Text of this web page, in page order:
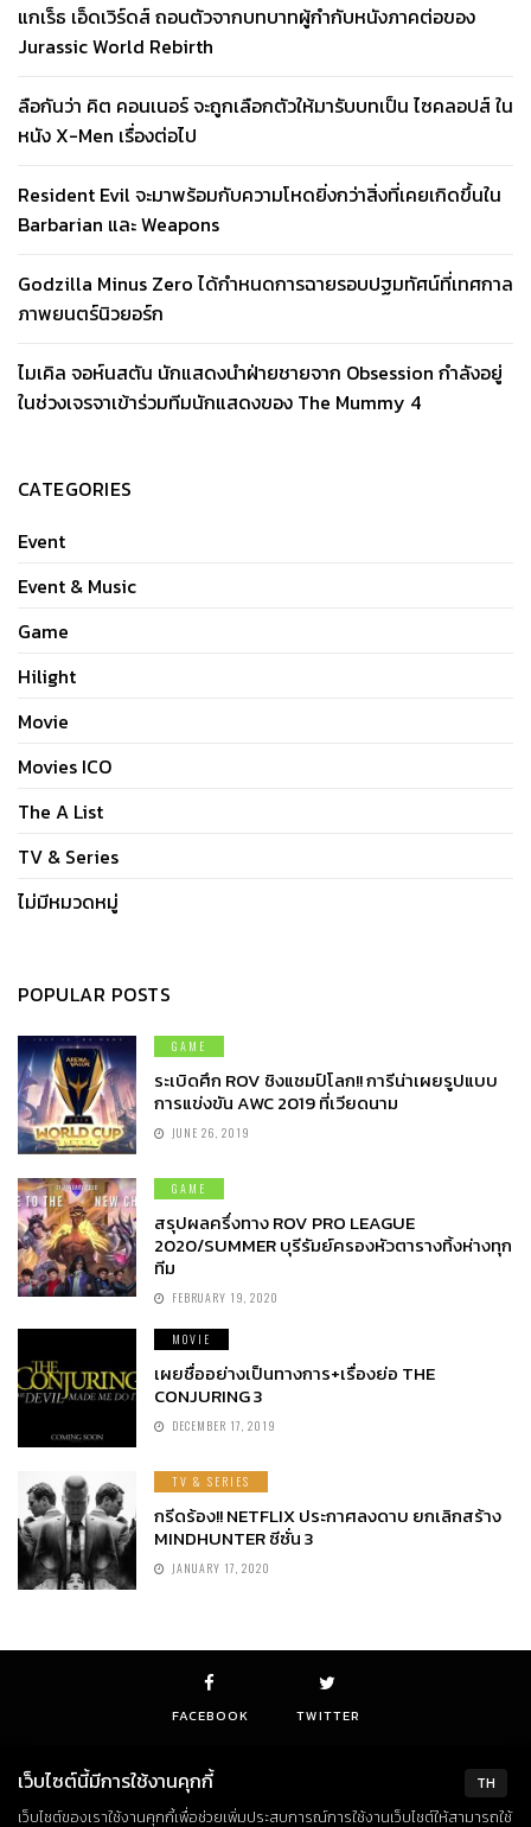
แกเร็ธ เอ็ดเวิร์ดส์ ถอนตัวจากบทบาทผู้กำกับหนังภาคต่อของ
Jurassic World Rebirth
ลือกันว่า คิต คอนเนอร์ จะถูกเลือกตัวให้มารับบทเป็น ไซคลอปส์ ใน
หนัง X-Men เรื่องต่อไป
Resident Evil จะมาพร้อมกับความโหดยิ่งกว่าสิ่งที่เคยเกิดขึ้นใน
Barbarian และ Weapons
Godzilla Minus Zero ได้กำหนดการฉายรอบปฐมทัศน์ที่เทศกาล
ภาพยนตร์นิวยอร์ก
ไมเคิล จอห์นสตัน นักแสดงนำฝ่ายชายจาก Obsession กำลังอยู่
ในช่วงเจรจาเข้าร่วมทีมนักแสดงของ The Mummy 4
CATEGORIES
Event
Event & Music
Game
Hilight
Movie
Movies ICO
The A List
TV & Series
ไม่มีหมวดหมู่
POPULAR POSTS
GAME
ระเบิดศึก ROV ชิงแชมป์โลก!! การีน่าเผยรูปแบบ
การแข่งขัน AWC 2019 ที่เวียดนาม
JUNE 26, 2019
GAME
สรุปผลครึ่งทาง ROV PRO LEAGUE
2020/SUMMER บุรีรัมย์ครองหัวตารางทิ้งห่างทุก
ทีม
FEBRUARY 19, 2020
MOVIE
เผยชื่ออย่างเป็นทางการ+เรื่องย่อ THE
CONJURING 3
DECEMBER 17, 2019
TV & SERIES
กรีดร้อง!! NETFLIX ประกาศลงดาบ ยกเลิกสร้าง
MINDHUNTER ซีซั่น 3
JANUARY 17, 2020
FACEBOOK TWITTER
TH
เว็บไซต์นี้มีการใช้งานคุกกี้
เว็บไซต์ของเราใช้งานคุกกี้เพื่อช่วยเพิ่มประสบการณ์การใช้งานเว็บไซต์ให้สามารถใช้